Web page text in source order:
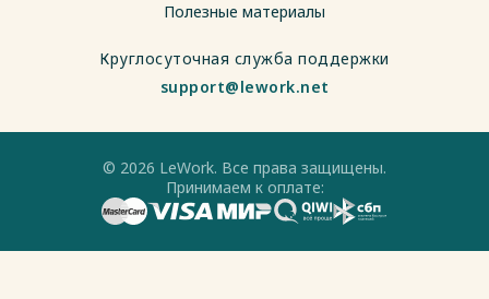
Полезные материалы
Круглосуточная служба поддержки
support@lework.net
© 2026 LeWork. Все права защищены.
Принимаем к оплате: